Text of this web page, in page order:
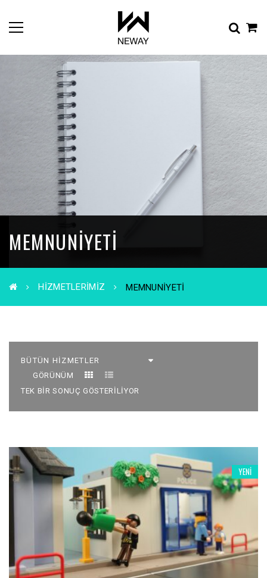
MEMNUNIYETI
HIZMETLERIMIZ MEMNUNIYETI
GÖRÜNÜM
TEK BIR SONUÇ GÖSTERILIYOR
YENI